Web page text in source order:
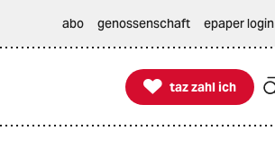
abo genossenschaft epaper login

taz zahl ich
taz zahl ich